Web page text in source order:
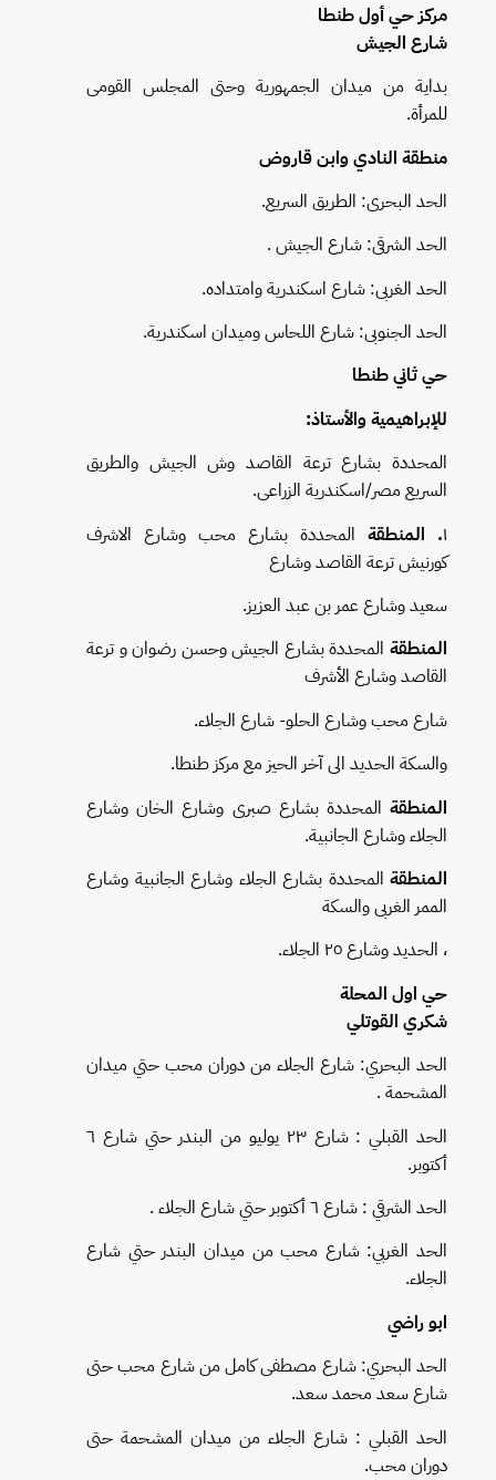
مركز حي أول طنطا
شارع الجيش
بداية من ميدان الجمهورية وحتى المجلس القومى
للمرأة.
منطقة النادي وابن قاروض
الحد البحرى: الطريق السريع.
الحد الشرقى: شارع الجيش .
الحد الغربى: شارع اسكندرية وامتداده.
الحد الجنوبى: شارع اللحاس وميدان اسكندرية.
حي ثاني طنطا
للإبراهيمية والأستاذ:
المحددة بشارع ترعة القاصد وش الجيش والطريق
السريع مصر/اسكندرية الزراعى.
١. المنطقة المحددة بشارع محب وشارع الاشرف
كورنيش ترعة القاصد وشارع
سعيد وشارع عمر بن عبد العزيز.
المنطقة المحددة بشارع الجيش وحسن رضوان و ترعة
القاصد وشارع الأشرف
شارع محب وشارع الحلو- شارع الجلاء.
والسكة الحديد الى آخر الحيز مع مركز طنطا.
المنطقة المحددة بشارع صبرى وشارع الخان وشارع
الجلاء وشارع الجانبية.
المنطقة المحددة بشارع الجلاء وشارع الجانبية وشارع
الممر الغربى والسكة
، الحديد وشارع ٢٥ الجلاء.
حي اول المحلة
شكري القوتلي
الحد البحري: شارع الجلاء من دوران محب حتي ميدان
المشحمة .
الحد القبلي : شارع ٢٣ يوليو من البندر حتي شارع ٦
أكتوبر.
الحد الشرقي : شارع ٦ أكتوبر حتي شارع الجلاء .
الحد الغربي: شارع محب من ميدان البندر حتي شارع
الجلاء.
ابو راضي
الحد البحري: شارع مصطفى كامل من شارع محب حتى
شارع سعد محمد سعد.
الحد القبلي : شارع الجلاء من ميدان المشحمة حتى
دوران محب.